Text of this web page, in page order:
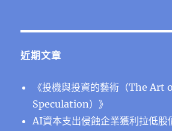
近期文章
《投機與投資的藝術（The Art
Speculation）》
AI資本支出侵蝕企業獲利拉低股